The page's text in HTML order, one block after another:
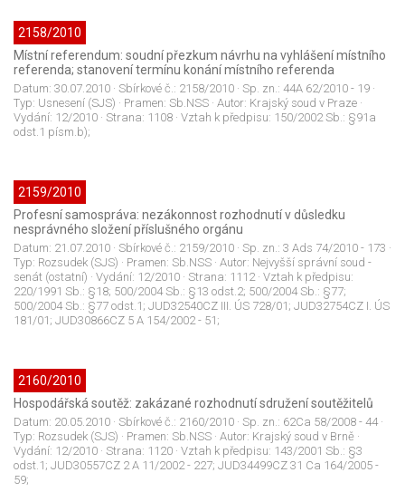
2158/2010
Místní referendum: soudní přezkum návrhu na vyhlášení místního
referenda; stanovení termínu konání místního referenda
Datum: 30.07.2010 · Sbírkové č.: 2158/2010 · Sp. zn.: 44A 62/2010 - 19 ·
Typ: Usnesení (SJS) · Pramen: Sb.NSS · Autor: Krajský soud v Praze ·
Vydání: 12/2010 · Strana: 1108 · Vztah k předpisu: 150/2002 Sb.: §91a
odst.1 písm.b);
2159/2010
Profesní samospráva: nezákonnost rozhodnutí v důsledku
nesprávného složení příslušného orgánu
Datum: 21.07.2010 · Sbírkové č.: 2159/2010 · Sp. zn.: 3 Ads 74/2010 - 173 ·
Typ: Rozsudek (SJS) · Pramen: Sb.NSS · Autor: Nejvyšší správní soud -
senát (ostatní) · Vydání: 12/2010 · Strana: 1112· Vztah k předpisu:
220/1991 Sb.: §18; 500/2004 Sb.: §13 odst.2; 500/2004 Sb.: §77;
500/2004 Sb.: §77 odst.1; JUD32540CZ III. ÚS 728/01; JUD32754CZ I. ÚS
181/01; JUD30866CZ 5 A 154/2002 - 51;
2160/2010
Hospodářská soutěž: zakázané rozhodnutí sdružení soutěžitelů
Datum: 20.05.2010 · Sbírkové č.: 2160/2010 · Sp. zn.: 62Ca 58/2008 - 44·
Typ: Rozsudek (SJS) · Pramen: Sb.NSS · Autor: Krajský soud v Brně ·
Vydání: 12/2010 · Strana: 1120 · Vztah k předpisu: 143/2001 Sb.: §3
odst.1; JUD30557CZ 2 A 11/2002 - 227; JUD34499CZ 31 Ca 164/2005 -
59;